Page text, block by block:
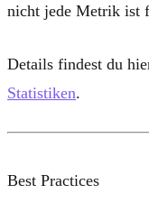
nicht jede Metrik ist
Details findest du
Statistiken.
Best Practices